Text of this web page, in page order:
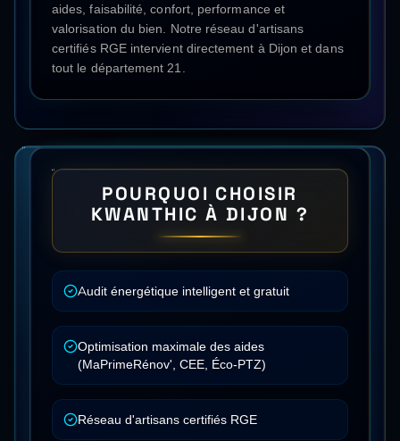
aides, faisabilité, confort, performance et
valorisation du bien. Notre réseau d'artisans
certifiés RGE intervient directement à Dijon et dans
tout le département21.
POURQUOI CHOISIR
KWANTHIC À DIJON ?
Audit énergétique intelligent et gratuit
Optimisation maximale des aides
(MaPrimeRénov', CEE, Éco-PTZ)
Réseau d'artisans certifiés RGE